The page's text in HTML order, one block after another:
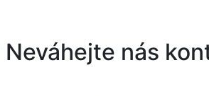
Neváhejte nás